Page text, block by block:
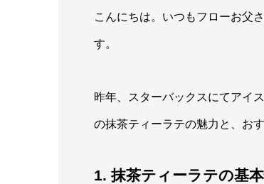
こんにちは。いつもフローお父
す。
昨年、スターバックスにてアイ
の抹茶ティーラテの魅力と、お
1. 抹茶ティーラテの基